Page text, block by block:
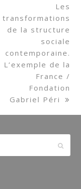
next
post:
Les
transformations
de la structure
sociale
contemporaine.
L’exemple de la
France /
Fondation
Gabriel Péri